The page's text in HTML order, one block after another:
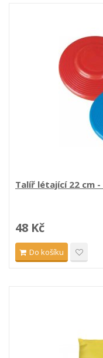
Talíř létající 22 cm
48 Kč
Do košíku